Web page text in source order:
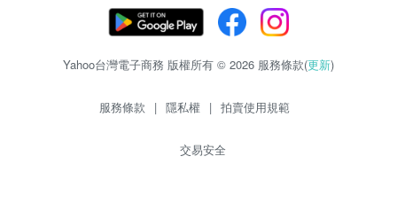
Yahoo台灣電子商務 版權所有 © 2026 服務條款(更新)
服務條款 | 隱私權 | 拍賣使用規範
交易安全